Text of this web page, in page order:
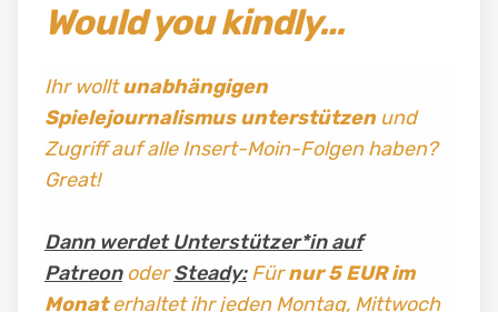
Would you kindly…
Ihr wolltunabhängigen
Spielejournalismus unterstützenund
Zugriff auf alle Insert-Moin-Folgen haben?
Great!
Dann werdet Unterstützer*in auf
PatreonoderSteady:Fürnur 5 EUR im
Monaterhaltet ihr jeden Montag, Mittwoch